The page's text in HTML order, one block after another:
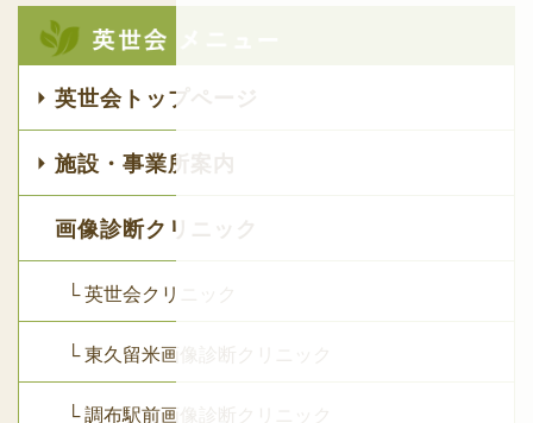
英世会トップページ
施設・事業所案内
画像診断クリニック
└ 英世会クリニック
└ 東久留米画像診断クリニック
└ 調布駅前画像診断クリニック